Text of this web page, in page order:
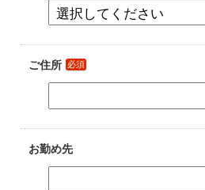
ご住所 必須
お勤め先